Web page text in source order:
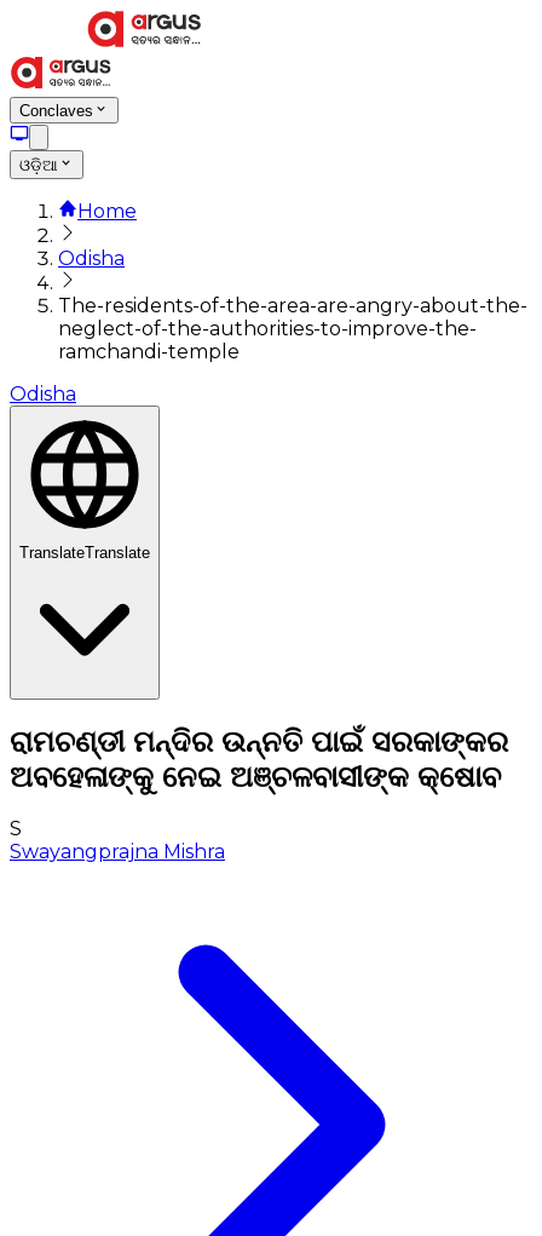
Conclaves
ଓଡ଼ିଆ
Home
Odisha
The-residents-of-the-area-are-angry-about-the-
neglect-of-the-authorities-to-improve-the-
ramchandi-temple
Odisha
TranslateTranslate
ରାମଚଣ୍ଡୀ ମନ୍ଦିର ଉନ୍ନତି ପାଇଁ ସରକାଙ୍କର
ଅବହେଳାଙ୍କୁ ନେଇ ଅଞ୍ଚଳବାସୀଙ୍କ କ୍ଷୋବ
S
Swayangprajna Mishra